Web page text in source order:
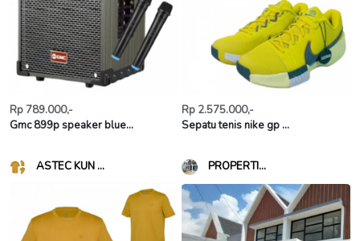
Rp 789.000,-
Gmc 899p speaker blue...
Rp 2.575.000,-
Sepatu tenis nike gp ...
ASTEC KUN ... PROPERTI...